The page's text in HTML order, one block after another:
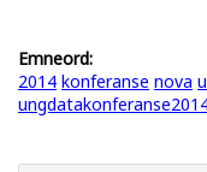
Emneord:
2014 konferanse nova